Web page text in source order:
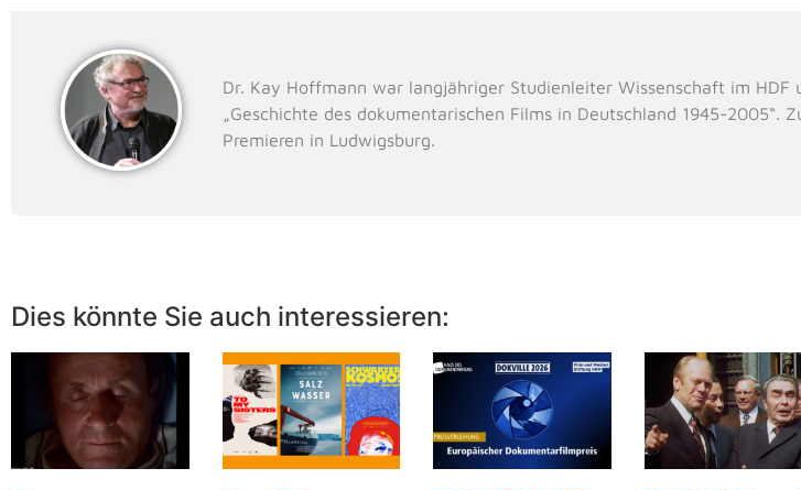
Dr. Kay Hoffmann war langjähriger Studienleiter Wissenschaft im HDF
„Geschichte des dokumentarischen Films in Deutschland 1945-2005“.
Premieren in Ludwigsburg.
Dies könnte Sie auch interessieren: